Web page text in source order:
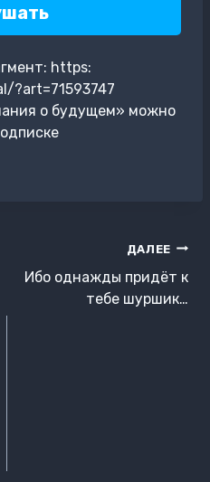
https:
?art=71593747
о будущем» можно
ДАЛЕЕ
Ибо однажды придёт к
тебе шуршик…